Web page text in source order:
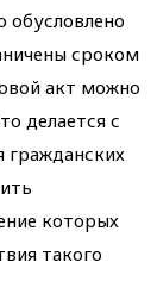
обусловлено
сроком
акт можно
делается с
гражданских
которых
такого